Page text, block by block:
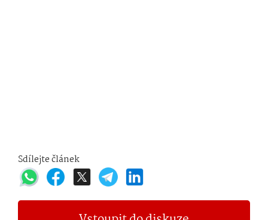
Sdílejte článek